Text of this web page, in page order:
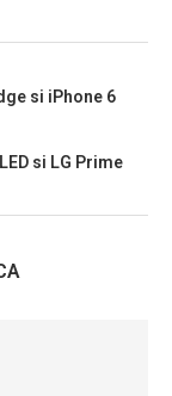
si iPhone 6
si LG Prime